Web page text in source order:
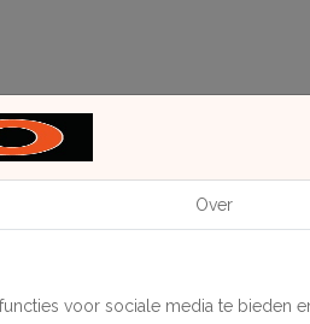
Over
voor sociale media te bieden